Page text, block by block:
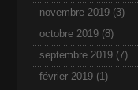
novembre 2019 (3)
octobre 2019 (8)
septembre 2019 (7)
février 2019 (1)